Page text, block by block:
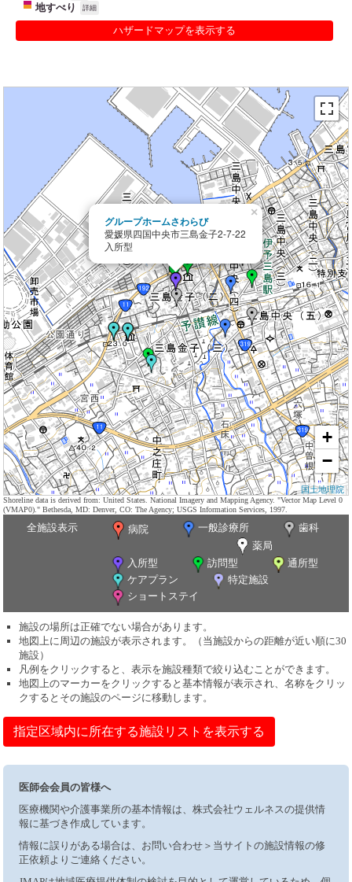
地すべり 詳細
ハザードマップを表示する
グループホームさわらび
愛媛県四国中央市三島金子2-7-22
入所型
×
+
−
国土地理院
Shoreline data is derived from: United States. National Imagery and Mapping Agency. "Vector Map Level 0
(VMAP0)." Bethesda, MD: Denver, CO: The Agency; USGS Information Services, 1997.
全施設表示 病院 一般診療所
歯科
薬局
入所型
訪問型
通所型
ケアプラン
特定施設
ショートステイ
施設の場所は正確でない場合があります。
地図上に周辺の施設が表示されます。（当施設からの距離が近い順に30
施設）
凡例をクリックすると、表示を施設種類で絞り込むことができます。
地図上のマーカーをクリックすると基本情報が表示され、名称をクリッ
クするとその施設のページに移動します。
指定区域内に所在する施設リストを表示する
医師会会員の皆様へ
医療機関や介護事業所の基本情報は、株式会社ウェルネスの提供情
報に基づき作成しています。
情報に誤りがある場合は、お問い合わせ＞当サイトの施設情報の修
正依頼よりご連絡ください。